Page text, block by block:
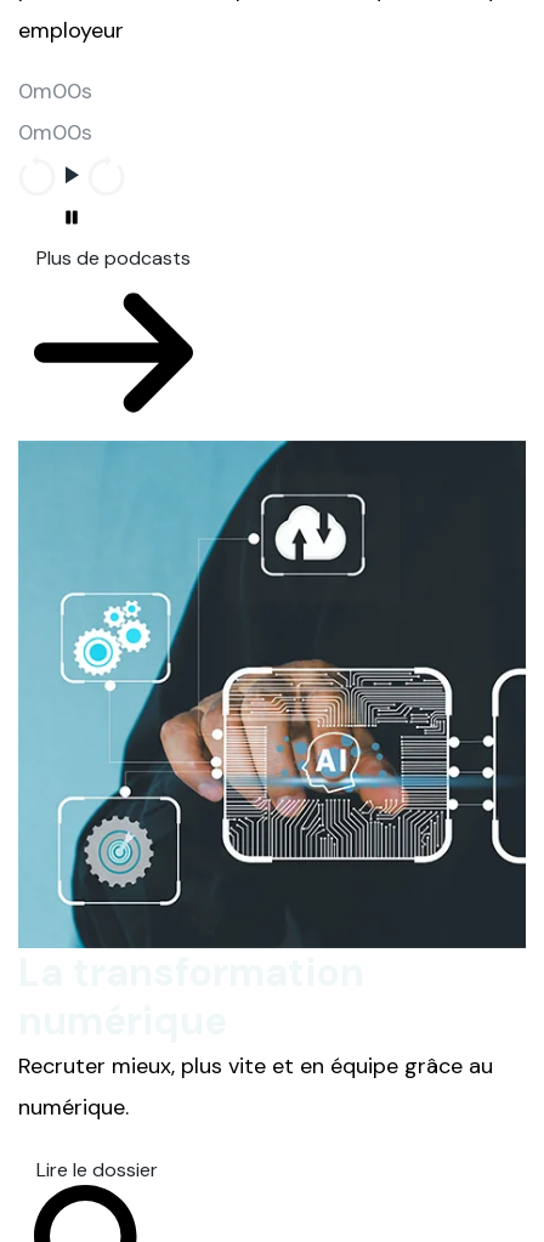
employeur
0m00s
0m00s
Plus de podcasts
Recruter mieux, plus vite et en équipe grâce au
numérique.
Lire le dossier